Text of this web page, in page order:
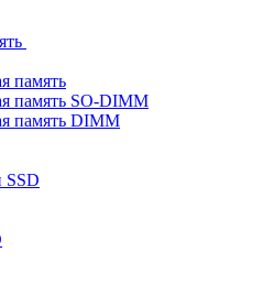
память
память SO-DIMM
память DIMM
SSD